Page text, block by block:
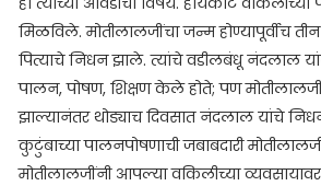
मिळविले. मोतीलालजींचा जन्म होण्यापूर्वीच
पित्याचे निधन झाले. त्यांचे वडीलबंधू नंदलाल
पालन, पोषण, शिक्षण केले होते; पण मोतीलालजी
झाल्यानंतर थोड्याच दिवसात नंदलाल यांचे
कुटुंबाच्या पालनपोषणाची जबाबदारी
मोतीलालजींनी आपल्या वकिलीच्या